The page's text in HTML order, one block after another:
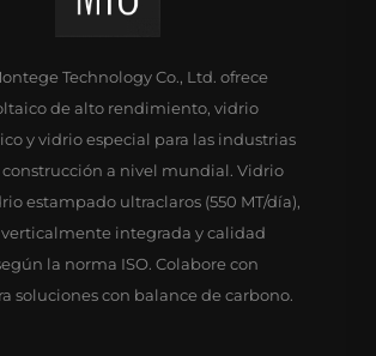
Technology Co., Ltd. ofrece
de alto rendimiento, vidrio
y vidrio especial para las industrias
construcción a nivel mundial. Vidrio
estampado ultraclaros (550 MT/día),
integrada y calidad
la norma ISO. Colabore con
soluciones con balance de carbono.